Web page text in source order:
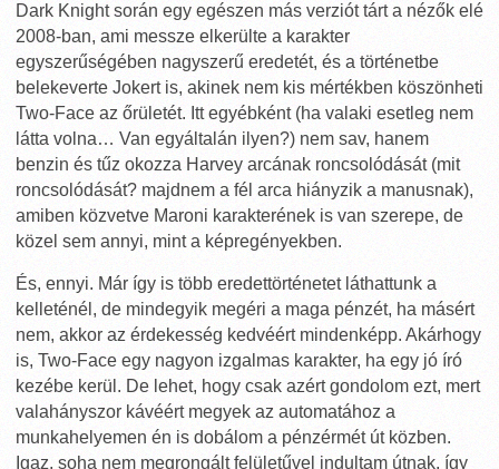
Dark Knight során egy egészen más verziót tárt a nézők elé
2008-ban, ami messze elkerülte a karakter
egyszerűségében nagyszerű eredetét, és a történetbe
belekeverte Jokert is, akinek nem kis mértékben köszönheti
Two-Face az őrületét. Itt egyébként (ha valaki esetleg nem
látta volna… Van egyáltalán ilyen?) nem sav, hanem
benzin és tűz okozza Harvey arcának roncsolódását (mit
roncsolódását? majdnem a fél arca hiányzik a manusnak),
amiben közvetve Maroni karakterének is van szerepe, de
közel sem annyi, mint a képregényekben.
És, ennyi. Már így is több eredettörténetet láthattunk a
kelleténél, de mindegyik megéri a maga pénzét, ha másért
nem, akkor az érdekesség kedvéért mindenképp. Akárhogy
is, Two-Face egy nagyon izgalmas karakter, ha egy jó író
kezébe kerül. De lehet, hogy csak azért gondolom ezt, mert
valahányszor kávéért megyek az automatához a
munkahelyemen én is dobálom a pénzérmét út közben.
Igaz, soha nem megrongált felületűvel indultam útnak, így